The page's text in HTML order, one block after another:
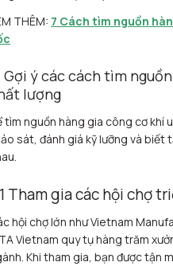
THÊM: 7 Cách tìm nguồn
Gợi ý các cách tìm
lượng
tìm nguồn hàng gia công cơ khí
sát, đánh giá kỹ lưỡng và biết
Tham gia các hội chợ
hội chợ lớn như Vietnam
Vietnam quy tụ hàng trăm
Khi tham gia, bạn được tận